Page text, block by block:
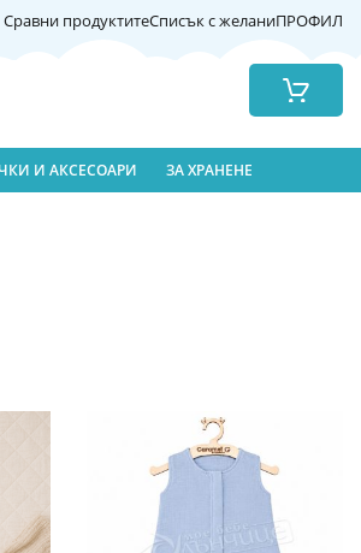
Сравни продуктитеСписък с желаниПРОФИЛ
Количка
И АКСЕСОАРИ ЗА ХРАНЕНЕ